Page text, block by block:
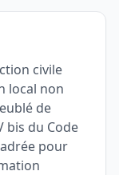
civile
local non
de
bis du Code
pour